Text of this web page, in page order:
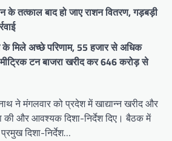
के तत्काल बाद हो जाए राशन वितरण, गड़बड़ी
के मिले अच्छे परिणाम, 55 हजार से अधिक
टन बाजरा खरीद कर 646 करोड़ से
ने मंगलवार को प्रदेश में खाद्यान्न खरीद और
की और आवश्यक दिशा-निर्देश दिए। बैठक में
प्रमुख दिशा-निर्देश…